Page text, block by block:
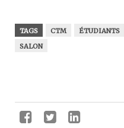
TAGS CTM ÉTUDIANTS
SALON